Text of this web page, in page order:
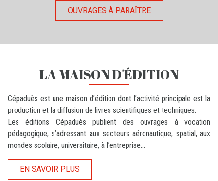
OUVRAGES À PARAÎTRE
LA MAISON D'ÉDITION
Cépaduès est une maison d’édition dont l’activité principale est la
production et la diffusion de livres scientifiques et techniques.
Les éditions Cépaduès publient des ouvrages à vocation
pédagogique, s’adressant aux secteurs aéronautique, spatial, aux
mondes scolaire, universitaire, à l’entreprise...
EN SAVOIR PLUS